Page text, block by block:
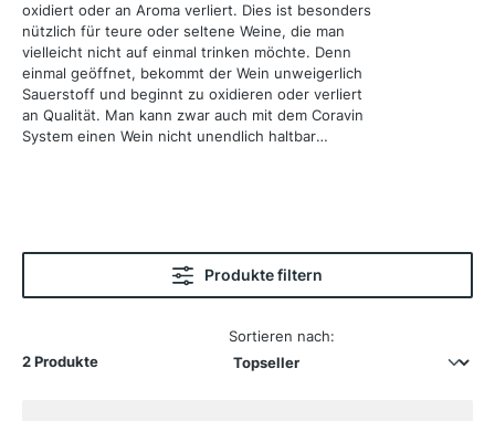
oxidiert oder an Aroma verliert. Dies ist besonders
nützlich für teure oder seltene Weine, die man
vielleicht nicht auf einmal trinken möchte. Denn
einmal geöffnet, bekommt der Wein unweigerlich
Sauerstoff und beginnt zu oxidieren oder verliert
an Qualität. Man kann zwar auch mit dem Coravin
System einen Wein nicht unendlich haltbar
Weintrinker ein sofortiges Aroma-Erlebnis bietet.
Produkte filtern
2 Produkte
Sortieren nach: